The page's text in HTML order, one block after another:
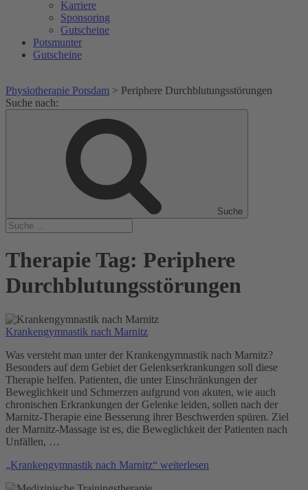
Karriere
Sponsoring
Gutscheine
Potsmunter
Gutscheine
Physiotherapie Potsdam > Periphere Durchblutungsstörungen
Suche nach:
Suche
Therapie Tag: Periphere
Durchblutungsstörungen
Krankengymnastik nach Marnitz
Was versteht man unter der Krankengymnastik nach Marnitz?
Besonders auf dem Gebiet der Gelenkserkrankungen soll diese
Therapie helfen. Patienten, die unter Einschränkungen der
Beweglichkeit und Schmerzen aufgrund von akuten, wie auch
chronischen Erkrankungen der Gelenke leiden, sollen nach der
Marnitz-Therapie eine Besserung ihrer Beschwerden spüren. Ziel
der Marnitz-Massage ist es, die Beweglichkeit der Patienten nach
Unfällen, …
„Krankengymnastik nach Marnitz“ weiterlesen